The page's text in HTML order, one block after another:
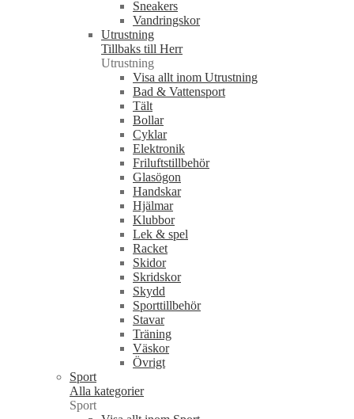
Sneakers
Vandringskor
Utrustning
Tillbaks till Herr
Utrustning
Visa allt inom Utrustning
Bad & Vattensport
Tält
Bollar
Cyklar
Elektronik
Friluftstillbehör
Glasögon
Handskar
Hjälmar
Klubbor
Lek & spel
Racket
Skidor
Skridskor
Skydd
Sporttillbehör
Stavar
Träning
Väskor
Övrigt
Sport
Alla kategorier
Sport